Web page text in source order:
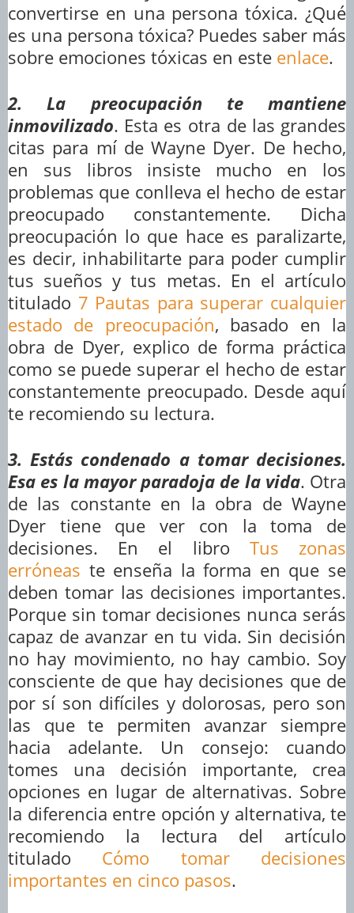
convertirse en una persona tóxica. ¿Qué
es una persona tóxica? Puedes saber más
sobre emociones tóxicas en este enlace.
2. La preocupación te mantiene
inmovilizado. Esta es otra de las grandes
citas para mí de Wayne Dyer. De hecho,
en sus libros insiste mucho en los
problemas que conlleva el hecho de estar
preocupado constantemente. Dicha
preocupación lo que hace es paralizarte,
es decir, inhabilitarte para poder cumplir
tus sueños y tus metas. En el artículo
titulado 7 Pautas para superar cualquier
estado de preocupación, basado en la
obra de Dyer, explico de forma práctica
como se puede superar el hecho de estar
constantemente preocupado. Desde aquí
te recomiendo su lectura.
3. Estás condenado a tomar decisiones.
Esa es la mayor paradoja de la vida. Otra
de las constante en la obra de Wayne
Dyer tiene que ver con la toma de
decisiones. En el libro Tus zonas
erróneas te enseña la forma en que se
deben tomar las decisiones importantes.
Porque sin tomar decisiones nunca serás
capaz de avanzar en tu vida. Sin decisión
no hay movimiento, no hay cambio. Soy
consciente de que hay decisiones que de
por sí son difíciles y dolorosas, pero son
las que te permiten avanzar siempre
hacia adelante. Un consejo: cuando
tomes una decisión importante, crea
opciones en lugar de alternativas. Sobre
la diferencia entre opción y alternativa, te
recomiendo la lectura del artículo
titulado Cómo tomar decisiones
importantes en cinco pasos.